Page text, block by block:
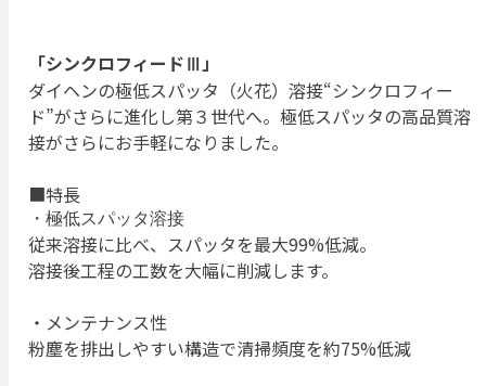
「シンクロフィードⅢ」
ダイヘンの極低スパッタ（火花）溶接“シンクロフィー
ド”がさらに進化し第３世代へ。極低スパッタの高品質溶
接がさらにお手軽になりました。
■特長
・極低スパッタ溶接
従来溶接に比べ、スパッタを最大99%低減。
溶接後工程の工数を大幅に削減します。
・メンテナンス性
粉塵を排出しやすい構造で清掃頻度を約75%低減